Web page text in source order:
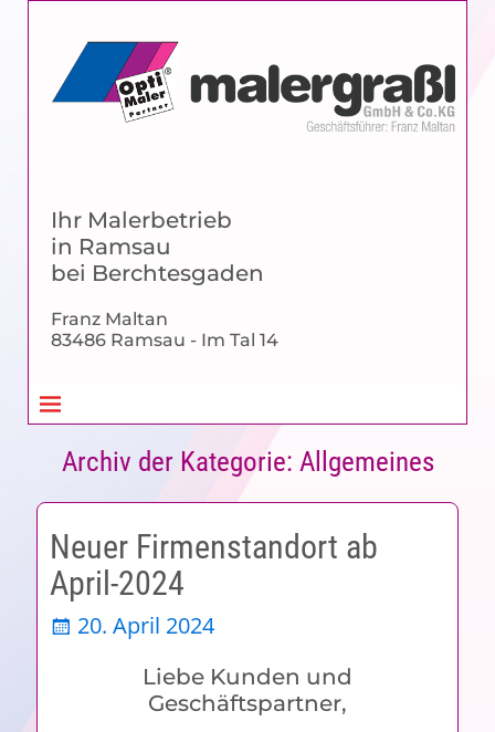
Ihr Malerbetrieb
in Ramsau
bei Berchtesgaden
Franz Maltan
83486 Ramsau - Im Tal 14
Archiv der Kategorie: Allgemeines
Neuer Firmenstandort ab
April-2024
20. April 2024
Liebe Kunden und
Geschäftspartner,